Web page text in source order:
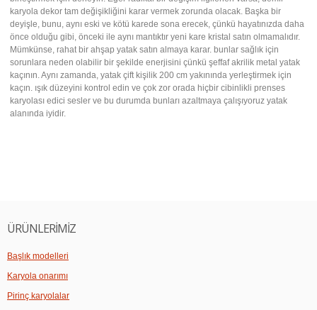
karyola dekor tam değişikliğini karar vermek zorunda olacak. Başka bir
deyişle, bunu, aynı eski ve kötü karede sona erecek, çünkü hayatınızda daha
önce olduğu gibi, önceki ile aynı mantıktır yeni kare kristal satın olmamalıdır.
Mümkünse, rahat bir ahşap yatak satın almaya karar. bunlar sağlık için
sorunlara neden olabilir bir şekilde enerjisini çünkü şeffaf akrilik metal yatak
kaçının. Aynı zamanda, yatak çift kişilik 200 cm yakınında yerleştirmek için
kaçın. ışık düzeyini kontrol edin ve çok zor orada hiçbir cibinlikli prenses
karyolası edici sesler ve bu durumda bunları azaltmaya çalışıyoruz yatak
alanında iyidir.
ÜRÜNLERİMİZ
Başlık modelleri
Karyola onarımı
Pirinç karyolalar